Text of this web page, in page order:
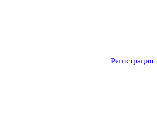
Регистрация